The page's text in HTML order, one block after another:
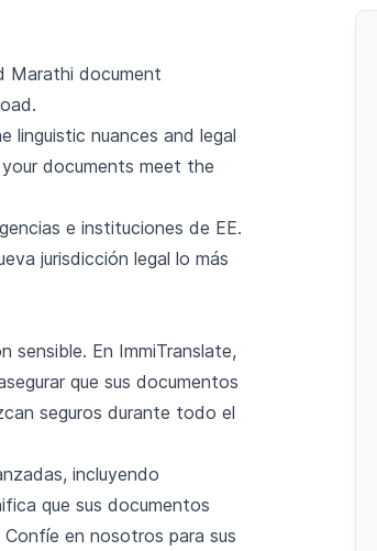
Marathi document
linguistic nuances and legal
documents meet the
e instituciones de EE.
jurisdicción legal lo más
sensible. En ImmiTranslate,
que sus documentos
seguros durante todo el
incluyendo
que sus documentos
en nosotros para sus